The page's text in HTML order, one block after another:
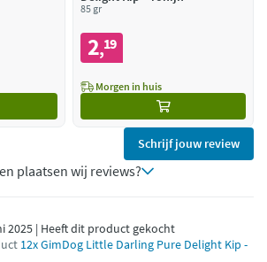
85 gr
2,19
Morgen in huis
Schrijf jouw review
plaatsen wij reviews?
2025 | Heeft dit product gekocht
12x GimDog Little Darling Pure Delight Kip -